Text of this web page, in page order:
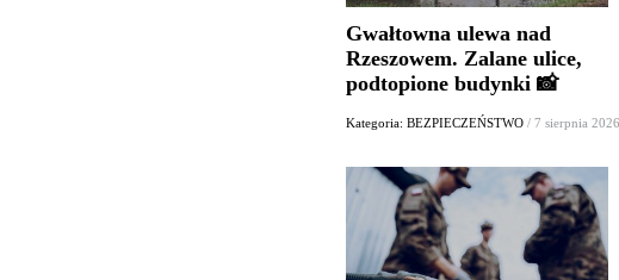
Gwałtowna ulewa nad
Rzeszowem. Zalane ulice,
podtopione budynki 📸
Kategoria: BEZPIECZEŃSTWO / 7 sierpnia 2026